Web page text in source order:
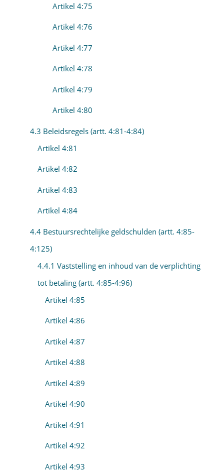
Artikel 4:75
Artikel 4:76
Artikel 4:77
Artikel 4:78
Artikel 4:79
Artikel 4:80
4.3 Beleidsregels (artt. 4:81-4:84)
Artikel 4:81
Artikel 4:82
Artikel 4:83
Artikel 4:84
4.4 Bestuursrechtelijke geldschulden (artt. 4:85-
4:125)
4.4.1 Vaststelling en inhoud van de verplichting
tot betaling (artt. 4:85-4:96)
Artikel 4:85
Artikel 4:86
Artikel 4:87
Artikel 4:88
Artikel 4:89
Artikel 4:90
Artikel 4:91
Artikel 4:92
Artikel 4:93